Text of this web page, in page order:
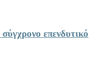
επενδυτικό